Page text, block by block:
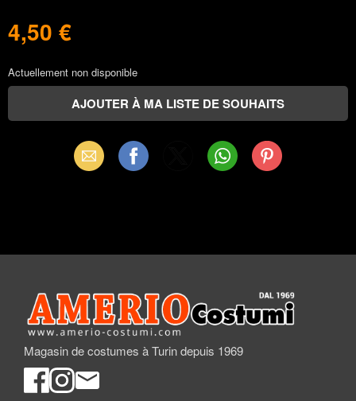
4,50 €
Actuellement non disponible
Email Facebook WhatsAppPinterest
Magasin de costumes à Turin depuis 1969